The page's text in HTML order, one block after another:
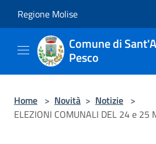
Regione Molise
Comune di
Pesco
Home > Novità > Notizie >
ELEZIONI COMUNALI DEL 24 e 25